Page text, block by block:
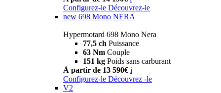
Configurez-le Découvrez-le
new 698 Mono NERA
Hypermotard 698 Mono Nera
77,5 ch Puissance
63 Nm Couple
151 kg Poids sans carburant
À partir de 13 590€ i
Configurez-le Découvrez -le
V2